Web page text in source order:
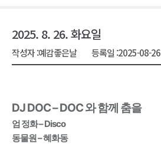
2025. 8. 26. 화요일
작성자 :예감좋은날 등록일 :2025-08-26
DJ DOC – DOC 와 함께 춤을
엄 정화 – Disco
동물원 – 혜화동